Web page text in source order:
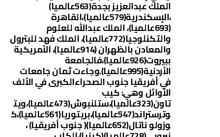
الملك عبدالعزيز بجدة(563عالميا)
،الإسكندرية(579عالميا)،القاهرة
(693عالميا)، الملك عبدالله للعلوم
والتكنلوجيا(772عالميا)، الملك فهد للبترول
والمعادن بالظهران (914عالميا)، الأمريكية
ببيروت(926عالميا)،فالجامعة
الأردنية(995عالميا).وجاءت ثمان جامعات
في أفريقيا جنوب الصحراءالكبرى في الألف
الأوائل وهي: كيب
تاون(323عالميا)،ستلنبوش(473عالميا)،ويت
وترستراند(547عالميا)،بريتوريا(561عالميا)،ك
وزولو ناتال(652عالميا)( جنوب أفريقيا) ،